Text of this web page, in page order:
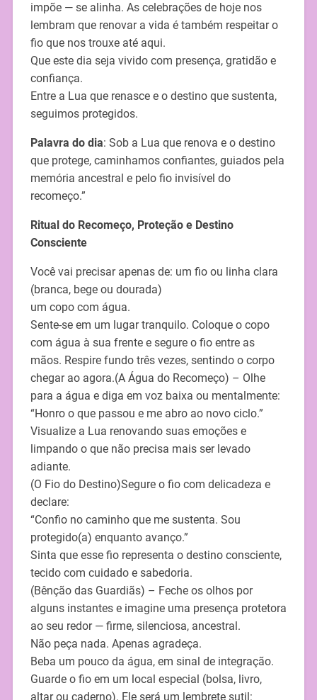
impõe — se alinha. As celebrações de hoje nos
lembram que renovar a vida é também respeitar o
fio que nos trouxe até aqui.
Que este dia seja vivido com presença, gratidão e
confiança.
Entre a Lua que renasce e o destino que sustenta,
seguimos protegidos.
Palavra do dia: Sob a Lua que renova e o destino
que protege, caminhamos confiantes, guiados pela
memória ancestral e pelo fio invisível do
recomeço.”
Ritual do Recomeço, Proteção e Destino
Consciente
Você vai precisar apenas de: um fio ou linha clara
(branca, bege ou dourada)
um copo com água.
Sente-se em um lugar tranquilo. Coloque o copo
com água à sua frente e segure o fio entre as
mãos. Respire fundo três vezes, sentindo o corpo
chegar ao agora.(A Água do Recomeço) – Olhe
para a água e diga em voz baixa ou mentalmente:
“Honro o que passou e me abro ao novo ciclo.”
Visualize a Lua renovando suas emoções e
limpando o que não precisa mais ser levado
adiante.
(O Fio do Destino)Segure o fio com delicadeza e
declare:
“Confio no caminho que me sustenta. Sou
protegido(a) enquanto avanço.”
Sinta que esse fio representa o destino consciente,
tecido com cuidado e sabedoria.
(Bênção das Guardiãs) – Feche os olhos por
alguns instantes e imagine uma presença protetora
ao seu redor — firme, silenciosa, ancestral.
Não peça nada. Apenas agradeça.
Beba um pouco da água, em sinal de integração.
Guarde o fio em um local especial (bolsa, livro,
altar ou caderno). Ele será um lembrete sutil: